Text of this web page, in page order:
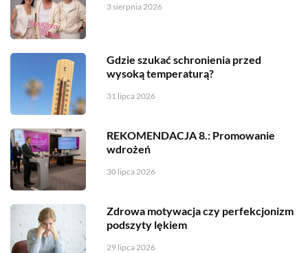
3 sierpnia 2026
Gdzie szukać schronienia przed
wysoką temperaturą?
31 lipca 2026
REKOMENDACJA 8.: Promowanie
wdrożeń
30 lipca 2026
Zdrowa motywacja czy perfekcjonizm
podszyty lękiem
29 lipca 2026